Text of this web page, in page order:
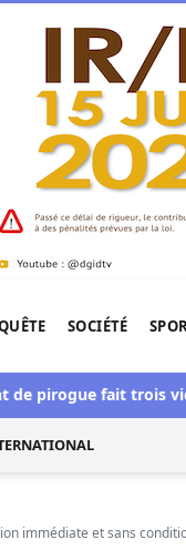
SOCIÉTÉ
fait trois victimes
immédiate et sans